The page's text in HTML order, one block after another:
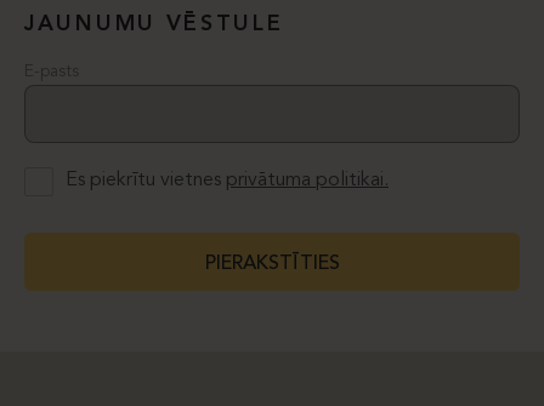
JAUNUMU VĒSTULE
E-pasts
Es piekrītu vietnes privātuma politikai.
PIERAKSTĪTIES